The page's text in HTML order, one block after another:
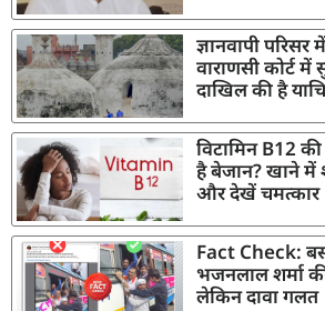
ज्ञानवापी
वाराणसी कोर्ट
दाखिल की है
विटामिन B12
है बेजान? खाने
और देखें चमत्कार
Fact Check:
भजनलाल शर्मा
लेकिन दावा गलत